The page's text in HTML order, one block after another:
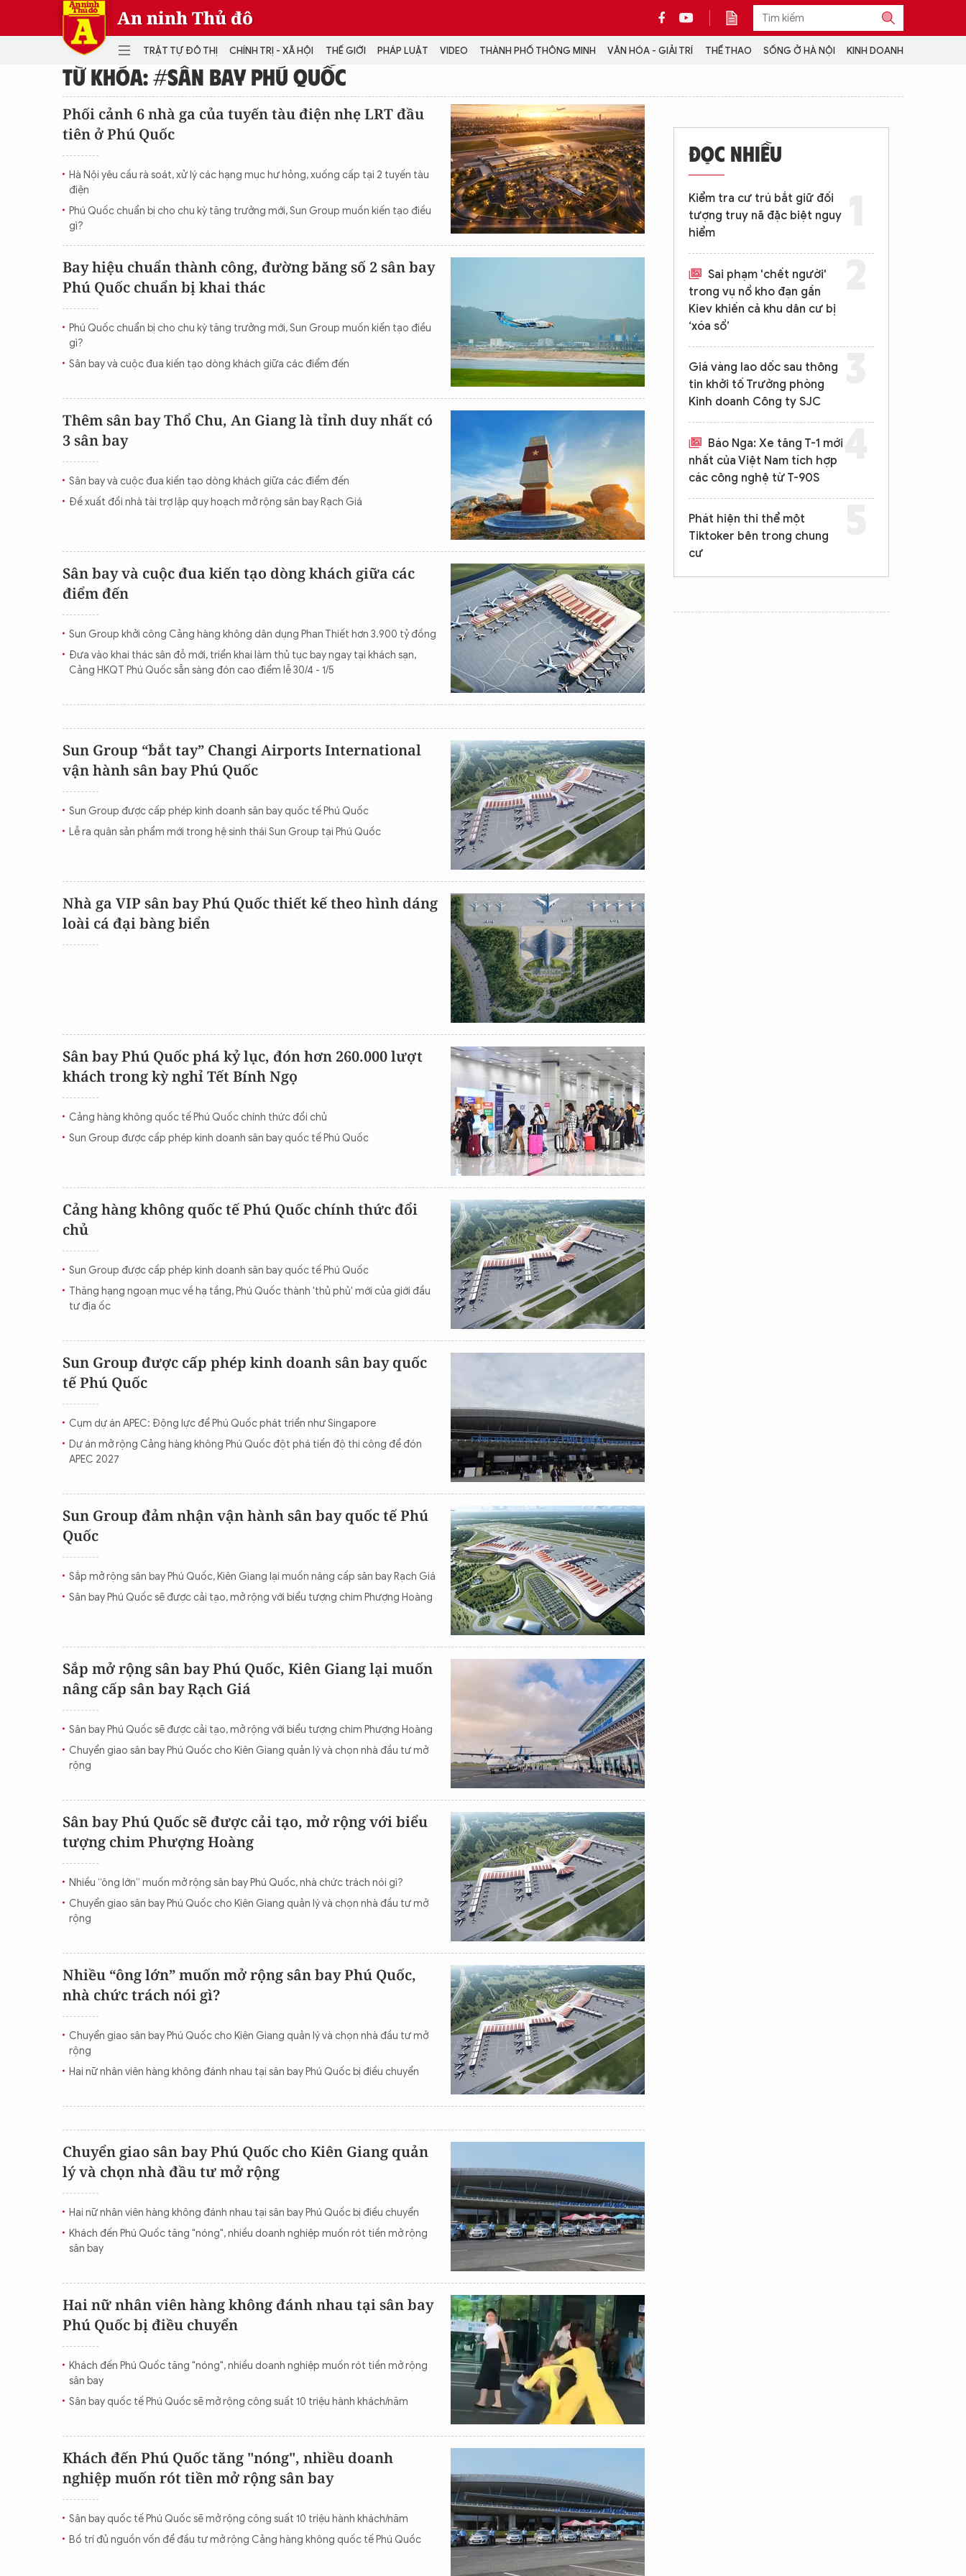
An ninh Thủ đô
TRẬT TỰ ĐÔ THỊ CHÍNH TRỊ - XÃ HỘI THẾ GIỚI PHÁP LUẬT VIDEO THÀNH PHỐ THÔNG MINH VĂN HÓA - GIẢI TRÍ THỂ THAO SỐNG Ở HÀ NỘI KINH DOANH
TRẬT TỰ ĐÔ THỊ
THẾ GIỚI PHÁP LUẬT
THÀNH PHỐ THÔNG MINH
VĂN HÓA - GIẢI TRÍ
THỂ THAO
SỐNG Ở HÀ NỘI
Video
Infographic
CON ĐƯỜNG KHỞI NGHIỆP
VIDEO
PODCAST
ẢNH
LONGFORM
INFOGRAPHIC
LỊCH VẠN SỰ
CỘNG TÁC VỚI ANTĐ
TRA CỨU XE
HOTLINE: 032 9907 579
TỪ KHÓA: #SÂN BAY PHÚ QUỐC
Phối cảnh 6 nhà ga của tuyến tàu điện nhẹ LRT đầu
tiên ở Phú Quốc
Hà Nội yêu cầu rà soát, xử lý các hạng mục hư hỏng, xuống cấp tại 2 tuyến tàu
điện
Phú Quốc chuẩn bị cho chu kỳ tăng trưởng mới, Sun Group muốn kiến tạo điều
gì?
Bay hiệu chuẩn thành công, đường băng số 2 sân bay
Phú Quốc chuẩn bị khai thác
Phú Quốc chuẩn bị cho chu kỳ tăng trưởng mới, Sun Group muốn kiến tạo điều
gì?
Sân bay và cuộc đua kiến tạo dòng khách giữa các điểm đến
Thêm sân bay Thổ Chu, An Giang là tỉnh duy nhất có
3 sân bay
Sân bay và cuộc đua kiến tạo dòng khách giữa các điểm đến
Đề xuất đổi nhà tài trợ lập quy hoạch mở rộng sân bay Rạch Giá
Sân bay và cuộc đua kiến tạo dòng khách giữa các
điểm đến
Sun Group khởi công Cảng hàng không dân dụng Phan Thiết hơn 3.900 tỷ đồng
Đưa vào khai thác sân đỗ mới, triển khai làm thủ tục bay ngay tại khách sạn,
Cảng HKQT Phú Quốc sẵn sàng đón cao điểm lễ 30/4 - 1/5
Sun Group “bắt tay” Changi Airports International
vận hành sân bay Phú Quốc
Sun Group được cấp phép kinh doanh sân bay quốc tế Phú Quốc
Lễ ra quân sản phẩm mới trong hệ sinh thái Sun Group tại Phú Quốc
Nhà ga VIP sân bay Phú Quốc thiết kế theo hình dáng
loài cá đại bàng biển
Sân bay Phú Quốc phá kỷ lục, đón hơn 260.000 lượt
khách trong kỳ nghỉ Tết Bính Ngọ
Cảng hàng không quốc tế Phú Quốc chính thức đổi chủ
Sun Group được cấp phép kinh doanh sân bay quốc tế Phú Quốc
Cảng hàng không quốc tế Phú Quốc chính thức đổi
chủ
Sun Group được cấp phép kinh doanh sân bay quốc tế Phú Quốc
Thăng hạng ngoạn mục về hạ tầng, Phú Quốc thành 'thủ phủ' mới của giới đầu
tư địa ốc
Sun Group được cấp phép kinh doanh sân bay quốc
tế Phú Quốc
Cụm dự án APEC: Động lực để Phú Quốc phát triển như Singapore
Dự án mở rộng Cảng hàng không Phú Quốc đột phá tiến độ thi công để đón
APEC 2027
Sun Group đảm nhận vận hành sân bay quốc tế Phú
Quốc
Sắp mở rộng sân bay Phú Quốc, Kiên Giang lại muốn nâng cấp sân bay Rạch Giá
Sân bay Phú Quốc sẽ được cải tạo, mở rộng với biểu tượng chim Phượng Hoàng
Sắp mở rộng sân bay Phú Quốc, Kiên Giang lại muốn
nâng cấp sân bay Rạch Giá
Sân bay Phú Quốc sẽ được cải tạo, mở rộng với biểu tượng chim Phượng Hoàng
Chuyển giao sân bay Phú Quốc cho Kiên Giang quản lý và chọn nhà đầu tư mở
rộng
Sân bay Phú Quốc sẽ được cải tạo, mở rộng với biểu
tượng chim Phượng Hoàng
Nhiều “ông lớn” muốn mở rộng sân bay Phú Quốc, nhà chức trách nói gì?
Chuyển giao sân bay Phú Quốc cho Kiên Giang quản lý và chọn nhà đầu tư mở
rộng
Nhiều “ông lớn” muốn mở rộng sân bay Phú Quốc,
nhà chức trách nói gì?
Chuyển giao sân bay Phú Quốc cho Kiên Giang quản lý và chọn nhà đầu tư mở
rộng
Hai nữ nhân viên hàng không đánh nhau tại sân bay Phú Quốc bị điều chuyển
Chuyển giao sân bay Phú Quốc cho Kiên Giang quản
lý và chọn nhà đầu tư mở rộng
Hai nữ nhân viên hàng không đánh nhau tại sân bay Phú Quốc bị điều chuyển
Khách đến Phú Quốc tăng "nóng", nhiều doanh nghiệp muốn rót tiền mở rộng
sân bay
Hai nữ nhân viên hàng không đánh nhau tại sân bay
Phú Quốc bị điều chuyển
Khách đến Phú Quốc tăng "nóng", nhiều doanh nghiệp muốn rót tiền mở rộng
sân bay
Sân bay quốc tế Phú Quốc sẽ mở rộng công suất 10 triệu hành khách/năm
Khách đến Phú Quốc tăng "nóng", nhiều doanh
nghiệp muốn rót tiền mở rộng sân bay
Sân bay quốc tế Phú Quốc sẽ mở rộng công suất 10 triệu hành khách/năm
Bố trí đủ nguồn vốn để đầu tư mở rộng Cảng hàng không quốc tế Phú Quốc
ĐỌC NHIỀU
Kiểm tra cư trú bắt giữ đối
tượng truy nã đặc biệt nguy
hiểm
Sai phạm 'chết người'
trong vụ nổ kho đạn gần
Kiev khiến cả khu dân cư bị
‘xóa sổ’
Giá vàng lao dốc sau thông
tin khởi tố Trưởng phòng
Kinh doanh Công ty SJC
Báo Nga: Xe tăng T-1 mới
nhất của Việt Nam tích hợp
các công nghệ từ T-90S
Phát hiện thi thể một
Tiktoker bên trong chung
cư